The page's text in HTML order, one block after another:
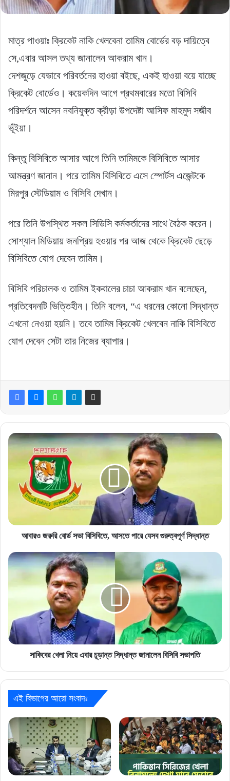
মাত্র পাওয়াঃ ক্রিকেট নাকি খেলবেনা তামিম বোর্ডের বড় দায়িত্বে
সে,এবার আসল তথ্য জানালেন আকরাম খান।
দেশজুড়ে যেভাবে পরিবর্তনের হাওয়া বইছে, একই হাওয়া বয়ে যাচ্ছে
ক্রিকেট বোর্ডেও। কয়েকদিন আগে প্রথমবারের মতো বিসিবি
পরিদর্শনে আসেন নবনিযুক্ত ক্রীড়া উপদেষ্টা আসিফ মাহমুদ সজীব
ভূঁইয়া।
কিন্তু বিসিবিতে আসার আগে তিনি তামিমকে বিসিবিতে আসার
আমন্ত্রণ জানান। পরে তামিম বিসিবিতে এসে স্পোর্টস এজেন্টকে
মিরপুর স্টেডিয়াম ও বিসিবি দেখান।
পরে তিনি উপস্থিত সকল সিডিসি কর্মকর্তাদের সাথে বৈঠক করেন।
সোশ্যাল মিডিয়ায় জনপ্রিয় হওয়ার পর আজ থেকে ক্রিকেট ছেড়ে
বিসিবিতে যোগ দেবেন তামিম।
বিসিবি পরিচালক ও তামিম ইকবালের চাচা আকরাম খান বলেছেন,
প্রতিবেদনটি ভিত্তিহীন। তিনি বলেন, “এ ধরনের কোনো সিদ্ধান্ত
এখনো নেওয়া হয়নি। তবে তামিম ক্রিকেট খেলবেন নাকি বিসিবিতে
যোগ দেবেন সেটা তার নিজের ব্যাপার।
আবারও
‍জরুরি
সভা
বিসিবিতে,
আসতে
গুরুত্বপূর্ণ
সিদ্ধান্তআবারও ‍জরুরি বোর্ড সভা বিসিবিতে, আসতে পারে যেসব গুরুত্বপূর্ণ সিদ্ধান্ত
সাকিবের
খেলা
এবার
চূড়ান্ত
জানালেন
বিসিবি
সভাপতি
সাকিবের খেলা নিয়ে এবার চূড়ান্ত সিদ্ধান্ত জানালেন বিসিবি সভাপতি
এই বিভাগের আরো সংবাদঃ